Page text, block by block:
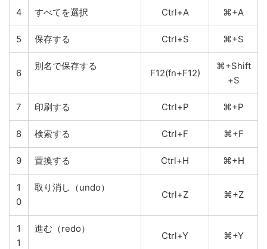
4 すべてを選択 Ctrl+A ⌘+A
5 保存する Ctrl+S ⌘+S
6
別名で保存する
F12(fn+F12)
⌘+Shift
+S
7 印刷する Ctrl+P ⌘+P
8 検索する Ctrl+F ⌘+F
9 置換する Ctrl+H ⌘+H
1
0
取り消し（undo）
Ctrl+Z ⌘+Z
1
1
進む（redo）
Ctrl+Y ⌘+Y